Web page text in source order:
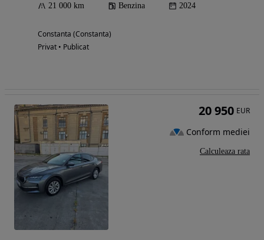
21 000 km Benzina 2024
Constanta (Constanta)
Privat • Publicat
20 950 EUR
Conform mediei
Calculeaza rata